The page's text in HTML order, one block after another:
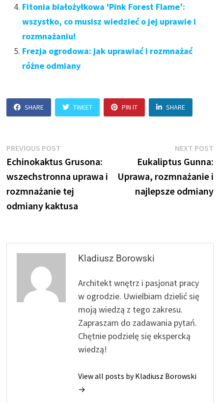
Fitonia białożyłkowa 'Pink Forest Flame’:
wszystko, co musisz wiedzieć o jej uprawie i
rozmnażaniu!
Frezja ogrodowa: jak uprawiać i rozmnażać
różne odmiany
SHARE TWEET PIN IT SHARE
Nawigacja
wpisu
PREVIOUS POST
post:
Echinokaktus Grusona:
wszechstronna uprawa i
rozmnażanie tej
odmiany kaktusa
NEXT POST
Eukaliptus Gunna:
Uprawa, rozmnażanie i
najlepsze odmiany
Kladiusz Borowski
Architekt wnętrz i pasjonat pracy
w ogrodzie. Uwielbiam dzielić się
moją wiedzą z tego zakresu.
Zapraszam do zadawania pytań.
Chętnie podzielę się ekspercką
wiedzą!
View all posts by Kladiusz Borowski
→